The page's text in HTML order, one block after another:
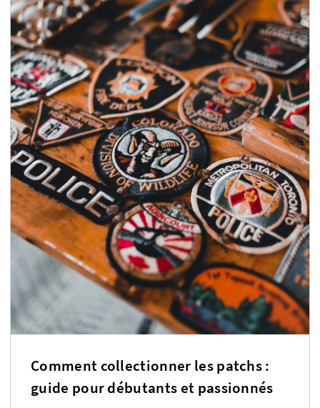
Comment collectionner les patchs :
guide pour débutants et passionnés